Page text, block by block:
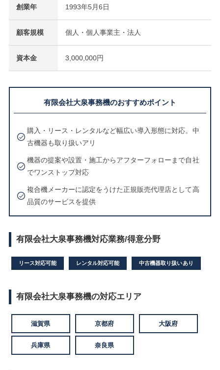
創業年 1993年5月6日
顧客規模 個人・個人事業主・法人
資本金 3,000,000円
有限会社大泉事務機のおすすめポイント
購入・リース・レンタルなど幅広い導入形態に対応。中
古機器も取り扱いアリ
機器の提案や設置・施工からアフターフォローまで自社
でワンストップ対応
複合機メーカーに認定をうけた正規販売代理店として高
品質のサービスを提供
有限会社大泉事務機対応業務/得意分野
リース対応可能 レンタル対応可能 中古機器取り扱いあり
有限会社大泉事務機の対応エリア
滋賀県 京都府 大阪府
兵庫県 奈良県